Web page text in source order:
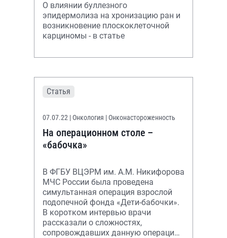
О влиянии буллезного
эпидермолиза на хронизацию ран и
возникновение плоскоклеточной
карциномы - в статье
Статья
07.07.22 | Онкология | Онконастороженность
На операционном столе –
«бабочка»
В ФГБУ ВЦЭРМ им. А.М. Никифорова
МЧС России была проведена
симультанная операция взрослой
подопечной фонда «Дети-бабочки».
В коротком интервью врачи
рассказали о сложностях,
сопровождавших данную операцию,